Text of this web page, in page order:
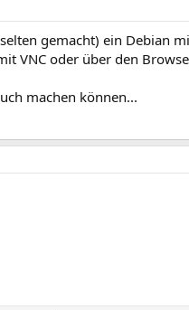
gemacht) ein Debian
VNC oder über den
machen können...